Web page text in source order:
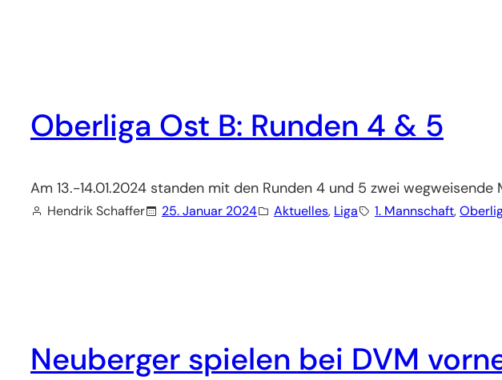
Oberliga Ost B: Runden 4 & 5
Am 13.-14.01.2024 standen mit den Runden 4 und 5 zwei
Hendrik Schaffer 25. Januar 2024 Aktuelles, Liga 1. Mannschaft,
Neuberger spielen bei DVM